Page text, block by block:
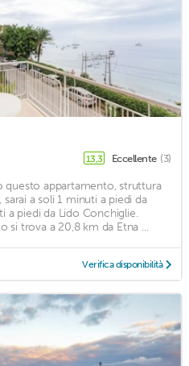
13,3 Eccellente (3)
questo appartamento, struttura
a soli 1 minuti a piedi da
a piedi da Lido Conchiglie.
si trova a 20,8 km da Etna ...
Verifica disponibilità